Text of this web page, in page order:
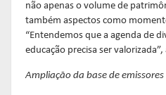
não apenas o volume de
também aspectos como
“Entendemos que a agenda de
educação precisa ser
Ampliação da base de emissores